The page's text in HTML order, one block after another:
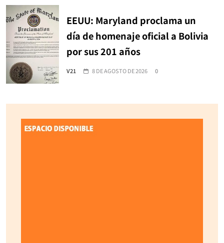
EEUU: Maryland proclama un
día de homenaje oficial a Bolivia
por sus 201 años
V21 8 DE AGOSTO DE 2026 0